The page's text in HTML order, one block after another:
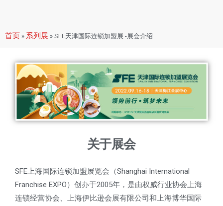
首页 » 系列展 » SFE天津国际连锁加盟展 -展会介绍
关于展会
SFE上海国际连锁加盟展览会（Shanghai International
Franchise EXPO）创办于2005年，是由权威行业协会上海
连锁经营协会、上海伊比逊会展有限公司和上海博华国际